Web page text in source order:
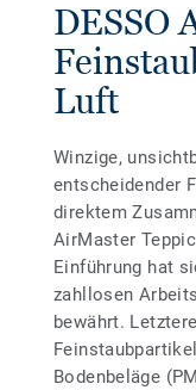
DESSO
Luft
Winzige,
entscheidender
direktem
AirMaster
Einführung hat
zahllosen
bewährt.
Bodenbeläge